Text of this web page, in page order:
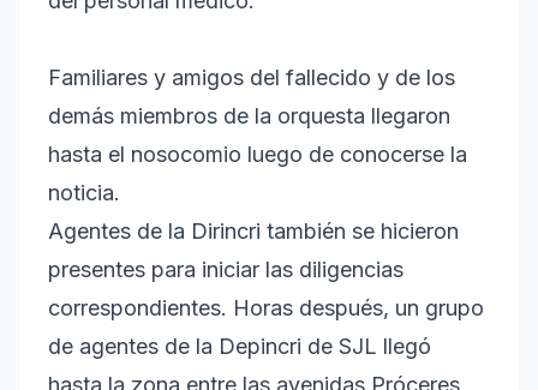
Familiares y amigos del fallecido y de los
demás miembros de la orquesta llegaron
hasta el nosocomio luego de conocerse la
noticia.
Agentes de la Dirincri también se hicieron
presentes para iniciar las diligencias
correspondientes. Horas después, un grupo
de agentes de la Depincri de SJL llegó